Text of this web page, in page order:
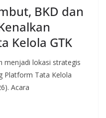
BKD dan
Kelola GTK
menjadi lokasi strategis
Platform Tata Kelola
Acara